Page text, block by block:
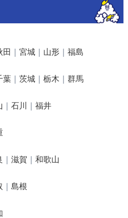
田 ｜ 宮城｜ 山形｜ 福島
葉｜ 茨城｜ 栃木 ｜ 群馬
｜ 石川 ｜ 福井
｜ 滋賀 ｜ 和歌山
｜ 島根